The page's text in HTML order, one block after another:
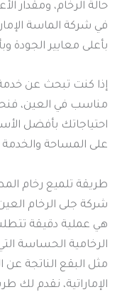
حالة الرخام، ومقدار
في شركة الماسة
بأعلى معايير الجودة
إذا كنت تبحث عن
مناسب في العين،
احتياجاتك بأفضل
على المساحة
طريقة تلميع رخام
شركة جلى الرخام
هي عملية دقيقة
الرخامية الحساسة
مثل البقع الناتجة
الإماراتية، نقدم لك